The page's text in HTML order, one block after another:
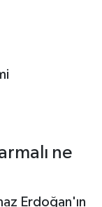
ne
Erdoğan'ın